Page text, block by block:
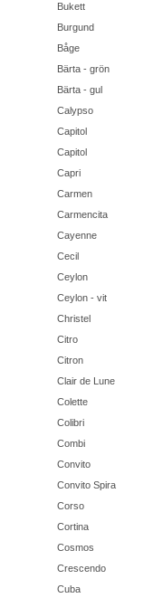
Bukett
Burgund
Båge
Bärta - grön
Bärta - gul
Calypso
Capitol
Capitol
Capri
Carmen
Carmencita
Cayenne
Cecil
Ceylon
Ceylon - vit
Christel
Citro
Citron
Clair de Lune
Colette
Colibri
Combi
Convito
Convito Spira
Corso
Cortina
Cosmos
Crescendo
Cuba